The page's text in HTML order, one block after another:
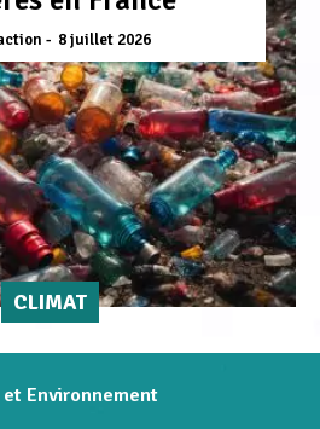
8 juillet 2026
CLIMAT
et Environnement